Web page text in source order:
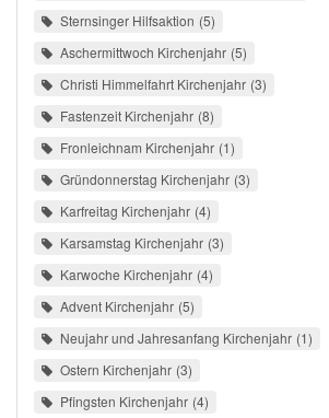
Sternsinger Hilfsaktion 5
Aschermittwoch Kirchenjahr 5
Christi Himmelfahrt Kirchenjahr 3
Fastenzeit Kirchenjahr 8
Fronleichnam Kirchenjahr 1
Gründonnerstag Kirchenjahr 3
Karfreitag Kirchenjahr 4
Karsamstag Kirchenjahr 3
Karwoche Kirchenjahr 4
Advent Kirchenjahr 5
Neujahr und Jahresanfang Kirchenjahr 1
Ostern Kirchenjahr 3
Pfingsten Kirchenjahr 4